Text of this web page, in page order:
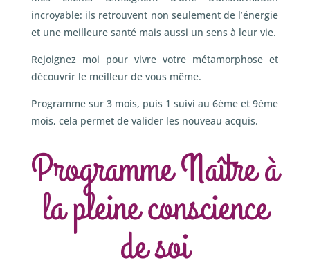
incroyable: ils retrouvent non seulement de l’énergie
et une meilleure santé mais aussi un sens à leur vie.
Rejoignez moi pour vivre votre métamorphose et
découvrir le meilleur de vous même.
Programme sur 3 mois, puis 1 suivi au 6ème et 9ème
mois, cela permet de valider les nouveau acquis.
Programme Naître à
la pleine conscience
de soi